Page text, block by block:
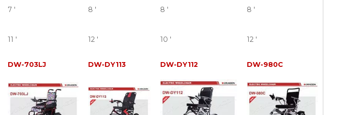
7 ' 8 ' 8 ' 8 '
11 ' 12 ' 10 ' 12 '
DW-703LJ DW-DY113 DW-DY112 DW-980C